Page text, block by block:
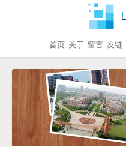
首页 关于 留言 友链